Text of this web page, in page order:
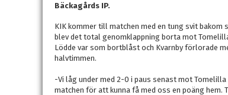
Bäckagårds IP.
KIK kommer till matchen med en tung svit
blev det total genomklappning borta mot
Lödde var som bortblåst och Kvarnby förlorade
halvtimmen.
-Vi låg under med 2-0 i paus senast mot
matchen för att kunna få med oss en poäng